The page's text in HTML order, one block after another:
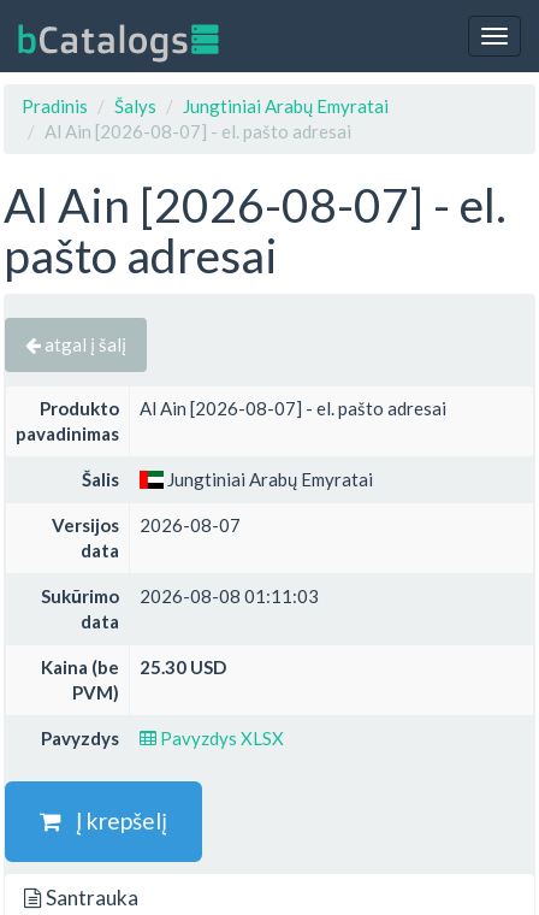
Pradinis
Šalys
Jungtiniai Arabų Emyratai
Al Ain [2026-08-07] - el. pašto adresai
Al Ain [2026-08-07] - el.
pašto adresai
atgal į šalį
Produkto
pavadinimas
Al Ain [2026-08-07] - el. pašto adresai
Šalis Jungtiniai Arabų Emyratai
Versijos
data
2026-08-07
Sukūrimo
data
2026-08-08 01:11:03
Kaina (be
PVM)
25.30 USD
Pavyzdys Pavyzdys XLSX
Į krepšelį
Santrauka